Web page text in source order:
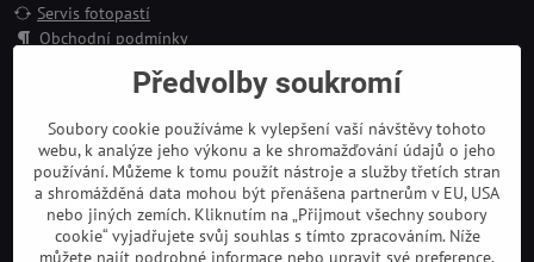
Servis fotopastí
Obchodní podmínky
Doprava a platbaPředvolby soukromí
Soubory cookie používáme k vylepšení vaší návštěvy tohoto
webu, k analýze jeho výkonu a ke shromažďování údajů o jeho
používání. Můžeme k tomu použít nástroje a služby třetích stran
a shromážděná data mohou být přenášena partnerům v EU, USA
nebo jiných zemích. Kliknutím na „Přijmout všechny soubory
cookie“ vyjadřujete svůj souhlas s tímto zpracováním. Níže
můžete najít podrobné informace nebo upravit své preference.